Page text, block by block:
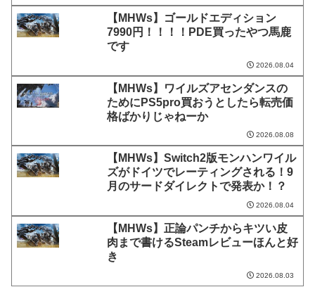
【MHWs】ゴールドエディション
7990円！！！！PDE買ったやつ馬鹿
です
2026.08.04
【MHWs】ワイルズアセンダンスの
ためにPS5pro買おうとしたら転売価
格ばかりじゃねーか
2026.08.08
【MHWs】Switch2版モンハンワイル
ズがドイツでレーティングされる！9
月のサードダイレクトで発表か！？
2026.08.04
【MHWs】正論パンチからキツい皮
肉まで書けるSteamレビューほんと好
き
2026.08.03